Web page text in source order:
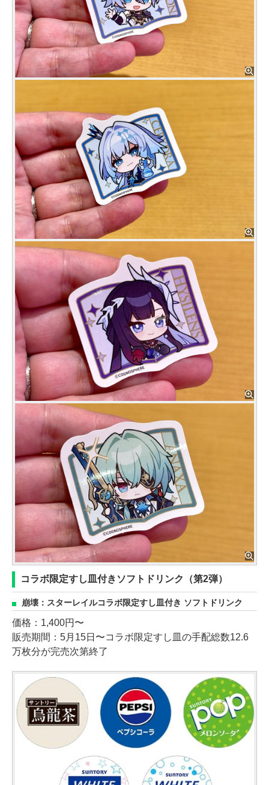
コラボ限定すし皿付きソフトドリンク（第2弾）
崩壊：スターレイルコラボ限定すし皿付き ソフトドリンク
価格：1,400円〜
販売期間：5月15日〜コラボ限定すし皿の手配総数12.6
万枚分が完売次第終了